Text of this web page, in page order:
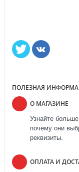
ПОЛЕЗНАЯ
О МАГАЗИНЕ
Узнайте
почему они
реквизиты.
ОПЛАТА И